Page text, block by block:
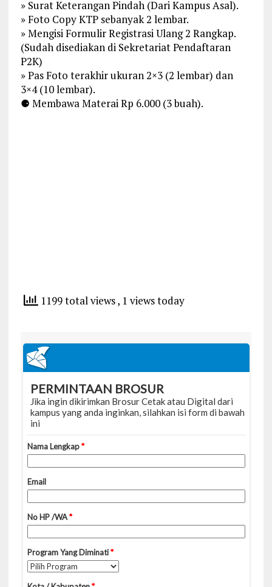
» Surat Keterangan Pindah (Dari Kampus Asal).
» Foto Copy KTP sebanyak 2 lembar.
» Mengisi Formulir Registrasi Ulang 2 Rangkap.
(Sudah disediakan di Sekretariat Pendaftaran
P2K)
» Pas Foto terakhir ukuran 2×3 (2 lembar) dan
3×4 (10 lembar).
⚈ Membawa Materai Rp 6.000 (3 buah).
1199 total views, 1 views today